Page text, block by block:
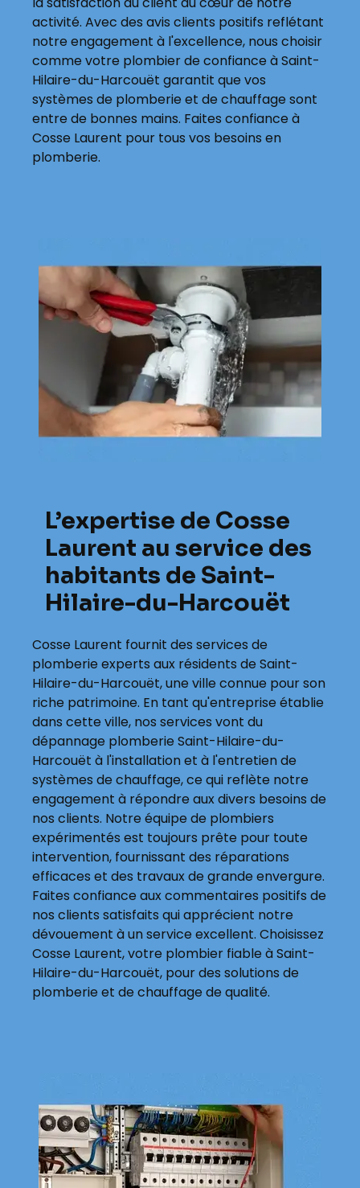
activité. Avec des avis clients positifs reflétant
notre engagement à l'excellence, nous choisir
comme votre plombier de confiance à Saint-
Hilaire-du-Harcouët garantit que vos
systèmes de plomberie et de chauffage sont
entre de bonnes mains. Faites confiance à
Cosse Laurent pour tous vos besoins en
plomberie.
L’expertise de Cosse
Laurent au service des
habitants de Saint-
Hilaire-du-Harcouët
Cosse Laurent fournit des services de
plomberie experts aux résidents de Saint-
Hilaire-du-Harcouët, une ville connue pour son
riche patrimoine. En tant qu'entreprise établie
dans cette ville, nos services vont du
dépannage plomberie Saint-Hilaire-du-
Harcouët à l'installation et à l'entretien de
systèmes de chauffage, ce qui reflète notre
engagement à répondre aux divers besoins de
nos clients. Notre équipe de plombiers
expérimentés est toujours prête pour toute
intervention, fournissant des réparations
efficaces et des travaux de grande envergure.
Faites confiance aux commentaires positifs de
nos clients satisfaits qui apprécient notre
dévouement à un service excellent. Choisissez
Cosse Laurent, votre plombier fiable à Saint-
Hilaire-du-Harcouët, pour des solutions de
plomberie et de chauffage de qualité.